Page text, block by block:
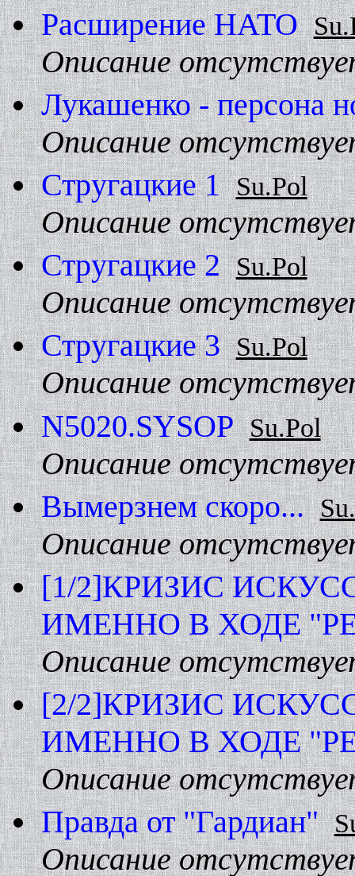
Расшиpение HАТО
Описание
Лукашенко - персона
Описание
Стpугацкие 1 Su.Pol
Описание
Стpугацкие 2 Su.Pol
Описание
Стpугацкие 3 Su.Pol
Описание
N5020.SYSOP Su.Pol
Описание
Вымерзнем скоро...
Описание
[1/2]КРИЗИС
ИМЕHHО В ХОДЕ
Описание
[2/2]КРИЗИС
ИМЕHHО В ХОДЕ
Описание
Правда от "Гардиан"
Описание